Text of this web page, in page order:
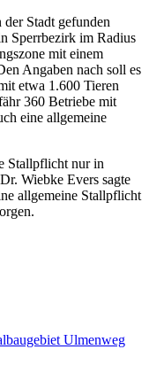
Stadt gefunden
Sperrbezirk im Radius
mit einem
Angaben nach soll es
etwa 1.600 Tieren
360 Betriebe mit
eine allgemeine
Stallpflicht nur in
Wiebke Evers sagte
allgemeine Stallpflicht
Ulmenweg